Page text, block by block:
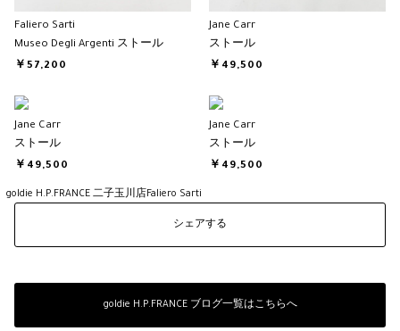
Faliero Sarti
Museo Degli Argenti ストール
￥57,200
Jane Carr
ストール
￥49,500
Jane Carr
ストール
￥49,500
Jane Carr
ストール
￥49,500
goldie H.P.FRANCE 二子玉川店Faliero Sarti
シェアする
goldie H.P.FRANCE ブログ一覧はこちらへ